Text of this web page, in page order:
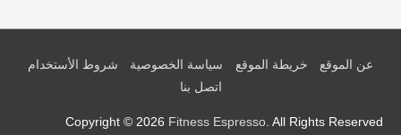
عن الموقع خريطة الموقع سياسة الخصوصية
شروط الأستخدام
اتصل بنا
Copyright © 2026 Fitness Espresso . All Rights Reserved